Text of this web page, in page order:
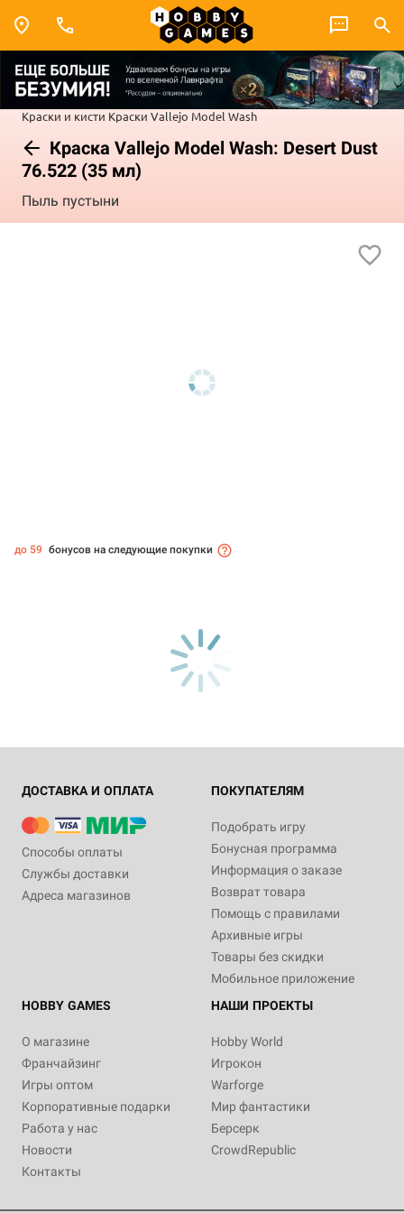
Краски и кисти Краски Vallejo Model Wash
Краска Vallejo Model Wash: Desert Dust
76.522 (35 мл)
Пыль пустыни
до 59 бонусов на следующие покупки
ДОСТАВКА И ОПЛАТА
Способы оплаты
Службы доставки
Адреса магазинов
ПОКУПАТЕЛЯМ
Подобрать игру
Бонусная программа
Информация о заказе
Возврат товара
Помощь с правилами
Архивные игры
Товары без скидки
Мобильное приложение
HOBBY GAMES
О магазине
Франчайзинг
Игры оптом
Корпоративные подарки
Работа у нас
Новости
Контакты
НАШИ ПРОЕКТЫ
Hobby World
Игрокон
Warforge
Мир фантастики
Берсерк
CrowdRepublic